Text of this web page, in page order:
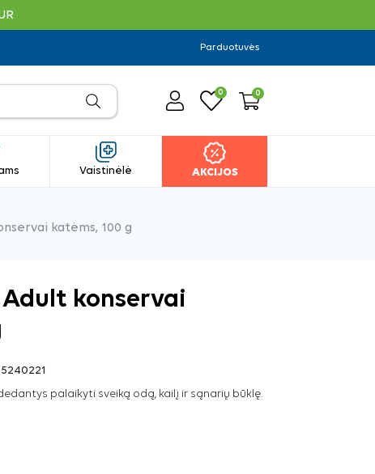
Parduotuvės
0 0
Vaistinėlė AKCIJOS
katėms, 100 g
konservai
5240221
palaikyti sveiką odą, kailį ir sąnarių būklę.